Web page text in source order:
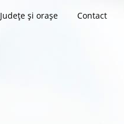
Județe și orașe Contact